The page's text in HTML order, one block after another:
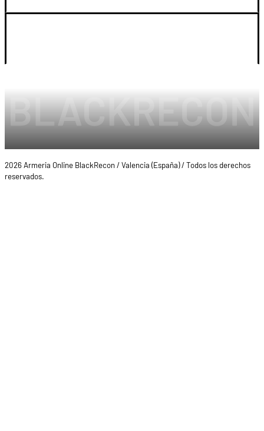
2026 Armeria Online BlackRecon / Valencia (España) / Todos los derechos
reservados.